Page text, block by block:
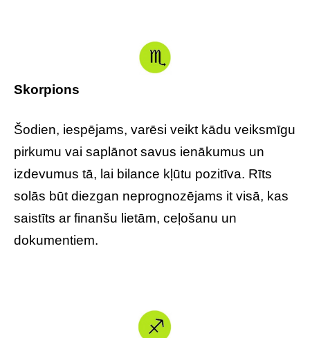
Skorpions
Šodien, iespējams, varēsi veikt kādu veiksmīgu
pirkumu vai saplānot savus ienākumus un
izdevumus tā, lai bilance kļūtu pozitīva. Rīts
solās būt diezgan neprognozējams it visā, kas
saistīts ar finanšu lietām, ceļošanu un
dokumentiem.